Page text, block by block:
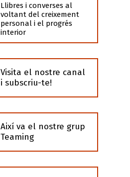
Llibres i converses al
voltant del creixement
personal i el progrés
interior
Visita el nostre canal
i subscriu-te!
Així va el nostre grup
Teaming